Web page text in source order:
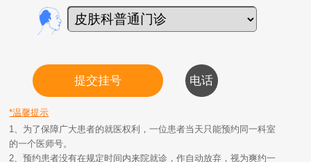
*温馨提示
1、为了保障广大患者的就医权利，一位患者当天只能预约同一科室
的一个医师号。
2、预约患者没有在规定时间内来院就诊，作自动放弃，视为爽约一